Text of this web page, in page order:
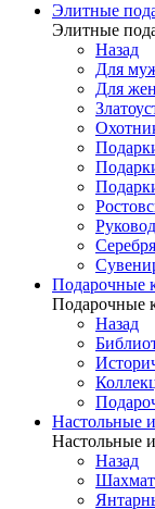
Элитные
Элитные
Назад
Для
Для
Подарочные
Подарочные
Назад
Настольные
Настольные
Назад